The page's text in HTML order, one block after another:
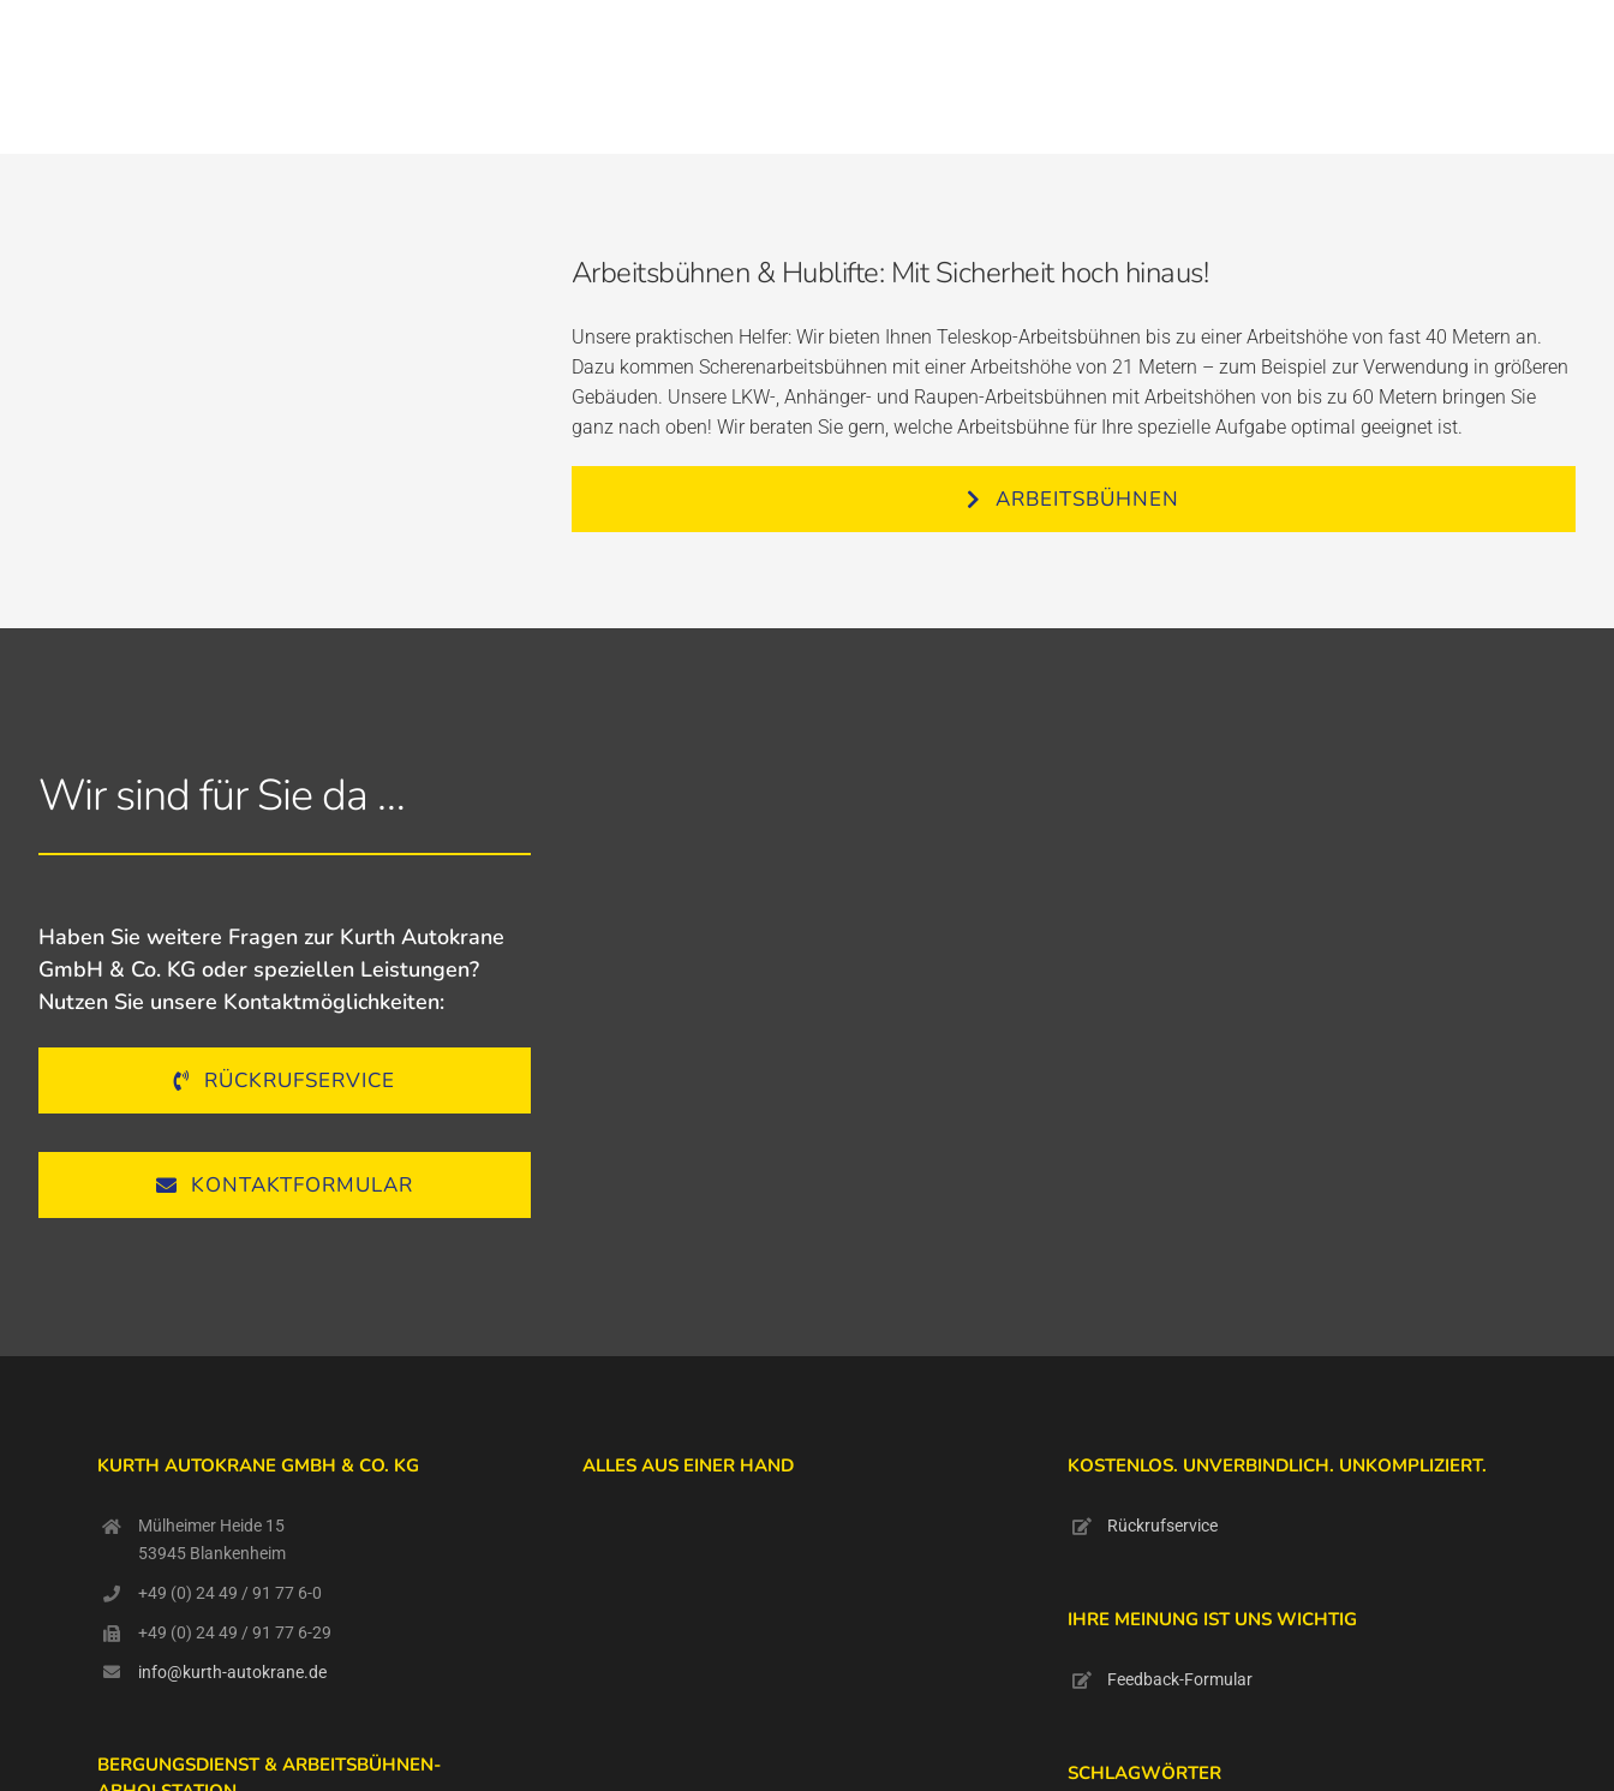
Arbeitsbühnen & Hublifte: Mit Sicherheit hoch hinaus!
Unsere praktischen Helfer: Wir bieten Ihnen Teleskop-Arbeitsbühnen bis zu einer Arbeitshöhe von fast 40 Metern an.
Dazu kommen Scherenarbeitsbühnen mit einer Arbeitshöhe von 21 Metern – zum Beispiel zur Verwendung in größeren
Gebäuden. Unsere LKW-, Anhänger- und Raupen-Arbeitsbühnen mit Arbeitshöhen von bis zu 60 Metern bringen Sie
ganz nach oben! Wir beraten Sie gern, welche Arbeitsbühne für Ihre spezielle Aufgabe optimal geeignet ist.
ARBEITSBÜHNEN
Wir sind für Sie da …
Haben Sie weitere Fragen zur Kurth Autokrane
GmbH & Co. KG oder speziellen Leistungen?
Nutzen Sie unsere Kontaktmöglichkeiten:
RÜCKRUFSERVICE
KONTAKTFORMULAR
KURTH AUTOKRANE GMBH & CO. KG
Mülheimer Heide 15
53945 Blankenheim
+49 (0) 24 49 / 91 77 6-0
+49 (0) 24 49 / 91 77 6-29
info@kurth-autokrane.de
BERGUNGSDIENST & ARBEITSBÜHNEN-
ALLES AUS EINER HAND KOSTENLOS. UNVERBINDLICH. UNKOMPLIZIERT.
Rückrufservice
IHRE MEINUNG IST UNS WICHTIG
Feedback-Formular
SCHLAGWÖRTER